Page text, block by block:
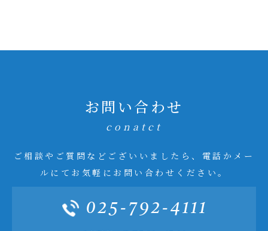
お問い合わせ
conatct
ご相談やご質問などございいましたら、電話かメー
ルにてお気軽にお問い合わせください。
025-792-4111